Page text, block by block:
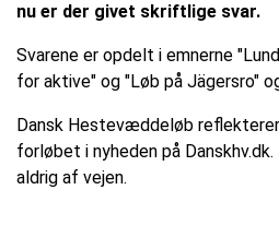
nu er der givet skriftlige svar.
Svarene er opdelt i emnerne
for aktive" og "Løb på Jägersro"
Dansk Hestevæddeløb
forløbet i nyheden på
aldrig af vejen.